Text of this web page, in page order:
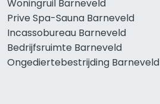
Woningruil Barneveld
Prive Spa-Sauna Barneveld
Incassobureau Barneveld
Bedrijfsruimte Barneveld
Ongediertebestrijding Barneveld